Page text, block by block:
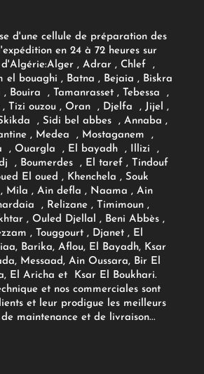
d'une cellule de préparation des
en 24 à 72 heures sur
Alger , Adrar, Chlef ,
el bouaghi , Batna , Bejaia , Biskra
Bouira , Tamanrasset , Tebessa ,
, Tizi ouzou , Oran , Djelfa , Jijel ,
, Sidi bel abbes , Annaba ,
, Medea , Mostaganem ,
, Ouargla , El bayadh , Illizi ,
, Boumerdes , El taref , Tindouf
El oued , Khenchela , Souk
Mila , Ain defla , Naama , Ain
, Relizane , Timimoun ,
, Ouled Djellal , Beni Abbès ,
, Touggourt , Djanet , El
Barika, Aflou, El Bayadh, Ksar
Messaad, Ain Oussara, Bir El
El Aricha et Ksar El Boukhari.
et nos commerciales sont
et leur prodigue les meilleurs
maintenance et de livraison...